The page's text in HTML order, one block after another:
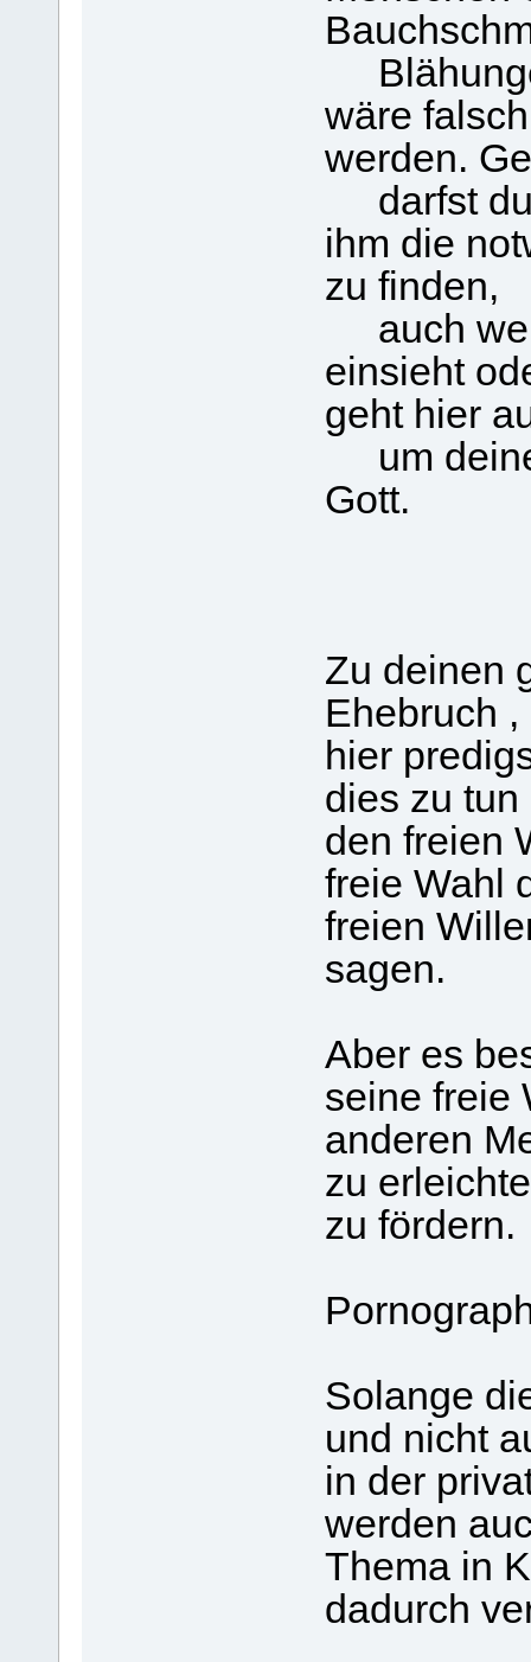
wäre
werden.
darfst du
ihm die
zu finden,
auch
einsieht
geht hier
um
Gott.
Zu deinen
Ehebruch
hier
dies zu
den freien
freie Wahl
freien
sagen.
Aber es
seine freie
anderen
zu
zu fördern.
Solange
und nicht
in der
werden
Thema in
dadurch